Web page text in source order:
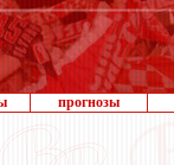
прогнозы